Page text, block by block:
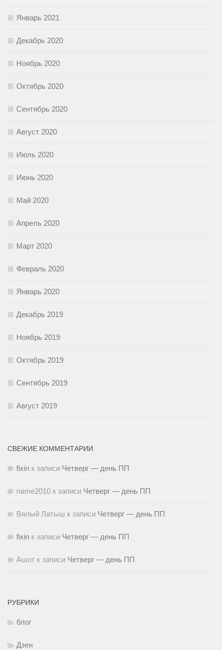
Январь 2021
Декабрь 2020
Ноябрь 2020
Октябрь 2020
Сентябрь 2020
Август 2020
Июль 2020
Июнь 2020
Май 2020
Апрель 2020
Март 2020
Февраль 2020
Январь 2020
Декабрь 2019
Ноябрь 2019
Октябрь 2019
Сентябрь 2019
Август 2019
СВЕЖИЕ КОММЕНТАРИИ
fixin к записи Четверг — день ПП
name2010 к записи Четверг — день ПП
Вялый Латыш к записи Четверг — день ПП
fixin к записи Четверг — день ПП
Ашот к записи Четверг — день ПП
РУБРИКИ
блог
Дзен